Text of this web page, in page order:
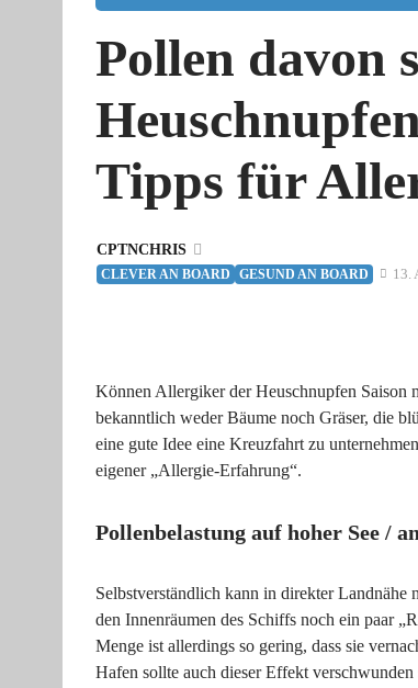
Pollen davon
Tipps für
CPTNCHRIS
CLEVER AN BOARD GESUND AN BOARD 13.
Können Allergiker der Heuschnupfen Saison
bekanntlich weder Bäume noch Gräser, die
eine gute Idee eine Kreuzfahrt zu
eigener „Allergie-Erfahrung“.
Pollenbelastung auf hoher See /
Selbstverständlich kann in direkter
den Innenräumen des Schiffs noch ein paar
Menge ist allerdings so gering, dass sie
Hafen sollte auch dieser Effekt